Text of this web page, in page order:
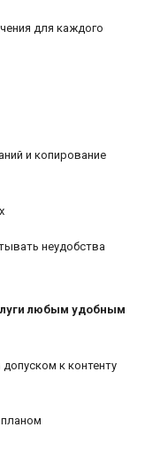
для каждого
и копирование
неудобства
любым удобным
к контенту